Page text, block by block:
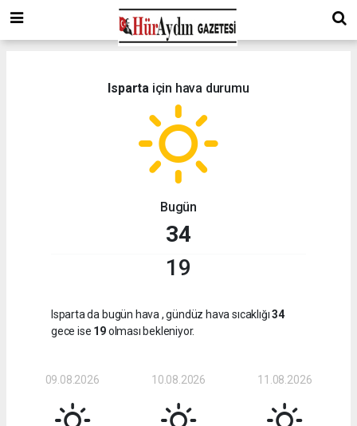
Isparta için hava durumu
Bugün
34
19
Isparta da bugün hava , gündüz hava sıcaklığı34
gece ise 19olması bekleniyor.
09.08.2026 10.08.2026 11.08.2026